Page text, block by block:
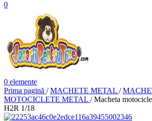
0
0 elemente
Prima pagină / MACHETE METAL /
MOTOCICLETE METAL / Macheta
H2R 1/18